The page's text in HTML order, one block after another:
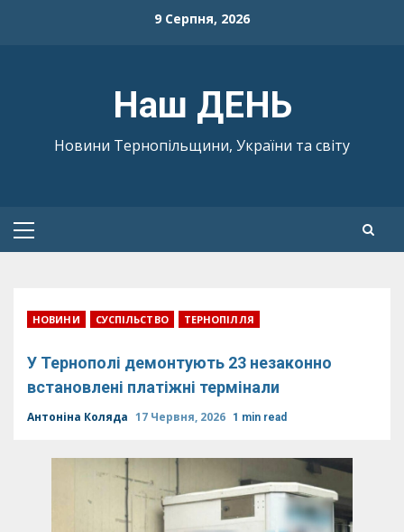
9 Серпня, 2026
Наш ДЕНЬ
Новини Тернопільщини, України та світу
Primary
НОВИНИ СУСПІЛЬСТВО ТЕРНОПІЛЛЯ
У Тернополі демонтують 23 незаконно
встановлені платіжні термінали
Антоніна Коляда 17 Червня, 2026 1 min read